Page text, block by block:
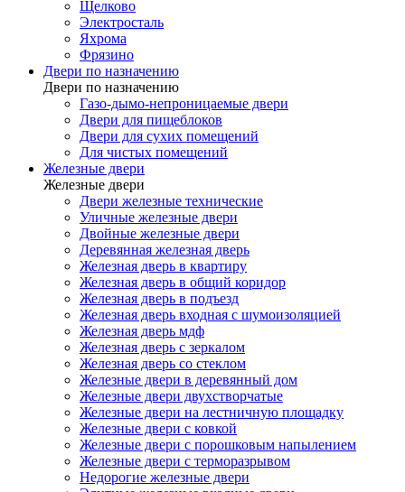
Щелково
Электросталь
Яхрома
Фрязино
Двери по назначению
Двери по назначению
Газо-дымо-непроницаемые двери
Двери для пищеблоков
Двери для сухих помещений
Для чистых помещений
Железные двери
Железные двери
Двери железные технические
Уличные железные двери
Двойные железные двери
Деревянная железная дверь
Железная дверь в квартиру
Железная дверь в общий коридор
Железная дверь в подъезд
Железная дверь входная с шумоизоляцией
Железная дверь мдф
Железная дверь с зеркалом
Железная дверь со стеклом
Железные двери в деревянный дом
Железные двери двухстворчатые
Железные двери на лестничную площадку
Железные двери с ковкой
Железные двери с порошковым напылением
Железные двери с терморазрывом
Недорогие железные двери